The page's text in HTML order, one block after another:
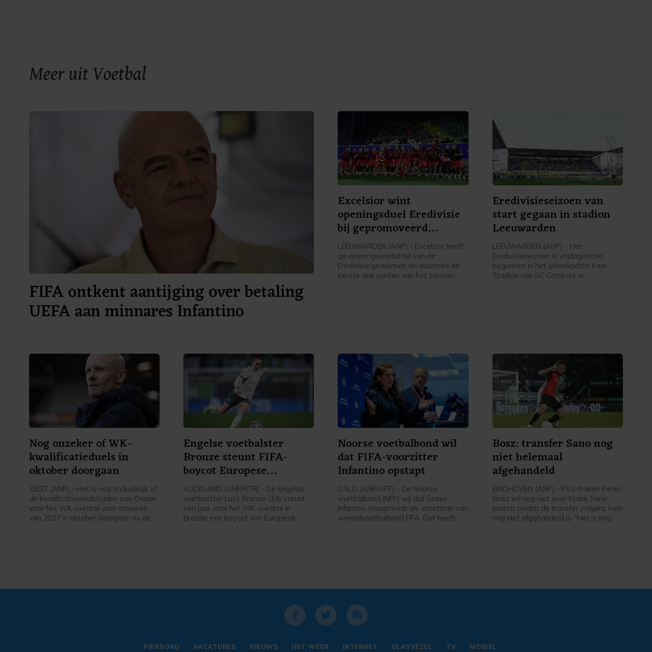
Meer uit Voetbal
FIFA ontkent aantijging over betaling
UEFA aan minnares Infantino
Excelsior wint
openingsduel Eredivisie
bij gepromoveerd
Cambuur
LEEUWARDEN (ANP) - Excelsior heeft
de openingswedstrijd van de
Eredivisie gewonnen en daarmee de
eerste drie punten van het seizoen
Eredivisieseizoen van
start gegaan in stadion
Leeuwarden
LEEUWARDEN (ANP) - Het
Eredivisieseizoen is vrijdagavond
begonnen in het uitverkochte Kooi
Stadion van SC Cambuur in
Nog onzeker of WK-
kwalificatieduels in
oktober doorgaan
ZEIST (ANP) - Het is nog onduidelijk of
de kwalificatiewedstrijden van Oranje
voor het WK voetbal voor vrouwen
van 2027 in oktober doorgaan nu de
Engelse voetbalster
Bronze steunt FIFA-
boycot Europese
speelsters
AUCKLAND (ANP/RTR) - De Engelse
voetbalster Lucy Bronze (34) steunt
een jaar voor het WK voetbal in
Brazilië een boycot van Europese
we sommige competities moeten
boycotten, dan moet dat gebeuren",
aldus Bronze in aanloop van een
Zeeland tegen Auckland.
Noorse voetbalbond wil
dat FIFA-voorzitter
Infantino opstapt
OSLO (ANP/AFP) - De Noorse
voetbalbond (NFF) wil dat Gianni
Infantino terugtreedt als voorzitter van
wereldvoetbalbond FIFA. Dat heeft
Bosz: transfer Sano nog
niet helemaal
afgehandeld
EINDHOVEN (ANP) - PSV-trainer Peter
Bosz wil nog niet over Kodai Sano
praten omdat de transfer volgens hem
nog niet afgehandeld is. "Het is nog
PRIKBORD VACATURES NIEUWS HET WEER INTERNET GLASVEZEL TV MOBIEL